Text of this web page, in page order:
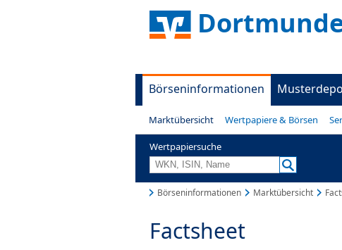
Börseninformationen
Marktübersicht Wertpapiere & Börsen
Wertpapiersuche
Börseninformationen Marktübersicht
Factsheet